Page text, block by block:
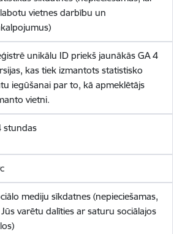
vietnes darbību un
unikālu ID priekš jaunākās GA 4
kas tiek izmantots statistisko
iegūšanai par to, kā apmeklētājs
vietni.
stundas
mediju sīkdatnes (nepieciešamas,
Jūs varētu dalīties ar saturu sociālajos